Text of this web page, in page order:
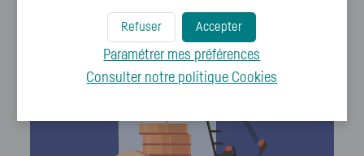
Accepter
Refuser
Paramétrer mes préférences
Consulter notre politique Cookies